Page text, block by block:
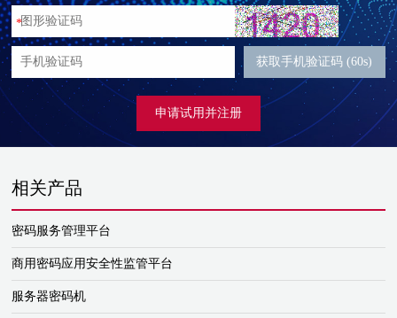
*
获取手机验证码 (60s)
申请试用并注册
相关产品
密码服务管理平台
商用密码应用安全性监管平台
服务器密码机